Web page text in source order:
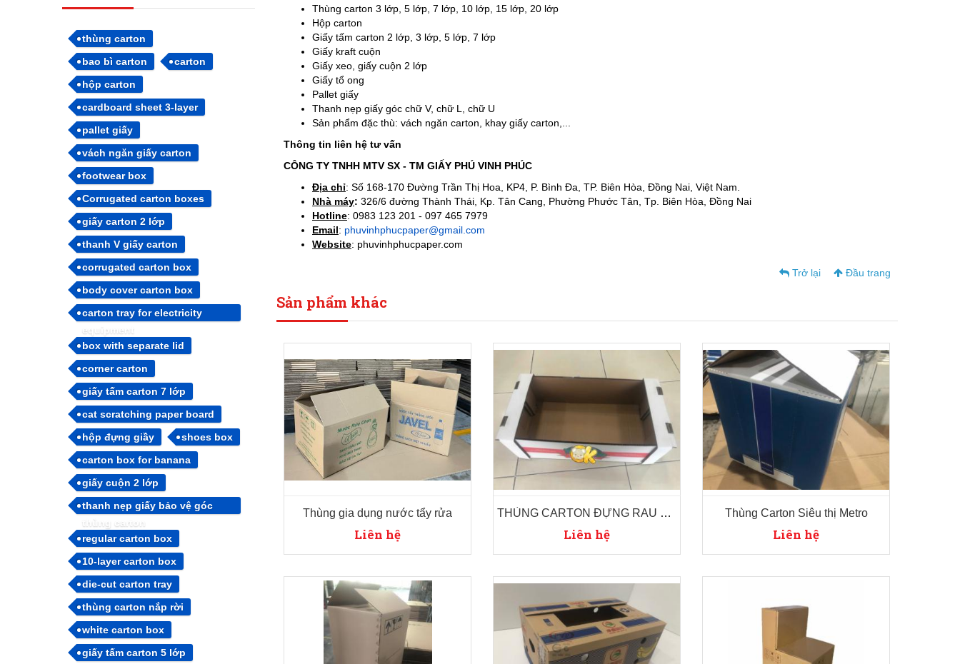
Thùng carton 3 lớp, 5 lớp, 7 lớp, 10 lớp, 15 lớp, 20 lớp
Hộp carton
Giấy tấm carton 2 lớp, 3 lớp, 5 lớp, 7 lớp
Giấy kraft cuộn
Giấy xeo, giấy cuộn 2 lớp
Giấy tổ ong
Pallet giấy
Thanh nẹp giấy góc chữ V, chữ L, chữ U
Sản phẩm đặc thù: vách ngăn carton, khay giấy carton,...
Thông tin liên hệ tư vấn
CÔNG TY TNHH MTV SX - TM GIẤY PHÚ VINH PHÚC
Địa chỉ: Số 168-170 Đường Trần Thị Hoa, KP4, P. Bình Đa, TP. Biên Hòa, Đồng Nai, Việt Nam.
Nhà máy: 326/6 đường Thành Thái, Kp. Tân Cang, Phường Phước Tân, Tp. Biên Hòa, Đồng Nai
Hotline: 0983 123 201 - 097 465 7979
Email: phuvinhphucpaper@gmail.com
Website: phuvinhphucpaper.com
Trở lại Đầu trang
Sản phẩm khác
Thùng gia dụng nước tẩy rửa
Liên hệ
THÙNG CARTON ĐỰNG RAU QUẢ
Liên hệ
Thùng Carton Siêu thị Metro
Liên hệ
thùng carton
bao bì carton
carton
hộp carton
cardboard sheet 3-layer
pallet giấy
vách ngăn giấy carton
footwear box
Corrugated carton boxes
giấy carton 2 lớp
thanh V giấy carton
corrugated carton box
body cover carton box
carton tray for electricity
equipment
box with separate lid
corner carton
giấy tấm carton 7 lớp
cat scratching paper board
hộp đựng giầy
shoes box
carton box for banana
giấy cuộn 2 lớp
thanh nẹp giấy bảo vệ góc
thùng carton
regular carton box
10-layer carton box
die-cut carton tray
thùng carton nắp rời
white carton box
giấy tấm carton 5 lớp